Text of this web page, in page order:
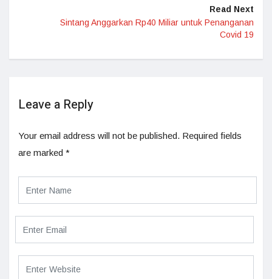
Read Next
Sintang Anggarkan Rp40 Miliar untuk Penanganan
Covid 19
Leave a Reply
Your email address will not be published. Required fields
are marked *